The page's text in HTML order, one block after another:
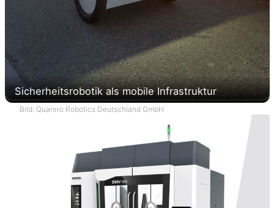
Sicherheitsrobotik als mobile Infrastruktur
Bild: Quarero Robotics Deutschland GmbH